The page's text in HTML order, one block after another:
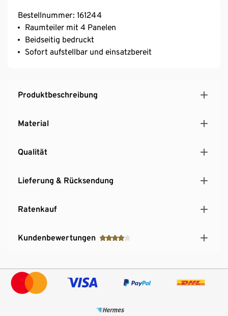
Bestellnummer: 161244
Raumteiler mit 4 Panelen
Beidseitig bedruckt
Sofort aufstellbar und einsatzbereit
Produktbeschreibung
Material
Qualität
Lieferung & Rücksendung
Ratenkauf
Kundenbewertungen